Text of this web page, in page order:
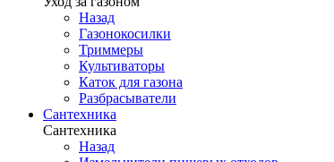
Назад
Газонокосилки
Триммеры
Культиваторы
Каток для газона
Разбрасыватели
Сантехника
Сантехника
Назад